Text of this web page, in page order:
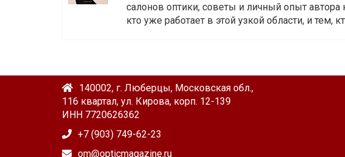
салонов оптики, советы и личный опыт автора
кто уже работает в этой узкой области, и тем,
140002, г. Люберцы, Московская обл.,
116 квартал, ул. Кирова, корп. 12-139
ИНН 7720626362
+7 (903) 749-62-23
om@opticmagazine.ru